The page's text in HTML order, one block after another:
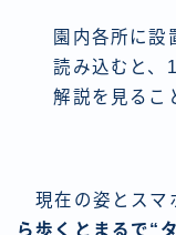
園内各所に設
読み込むと、
解説を見るこ
現在の姿とスマ
ら歩くとまるで“